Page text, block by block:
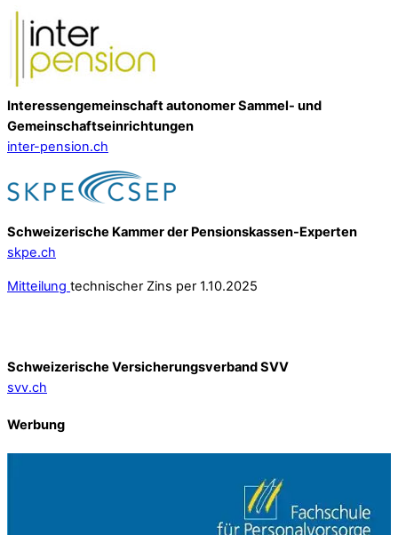
Interessengemeinschaft autonomer Sammel- und
Gemeinschafts­einrichtungen
inter-pension.ch
Schweizerische Kammer der Pensionskassen-Experten
skpe.ch
Mitteilung technischer Zins per 1.10.2025
Schweizerische Versicherungsverband SVV
svv.ch
Werbung